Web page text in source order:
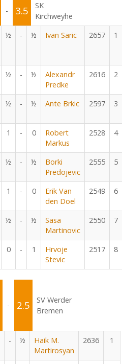
- 3.5
SK
Kirchweyhe
½ - ½ Ivan Saric 2657 1
½ - ½
Alexandr
Predke
2616 2
½ - ½ Ante Brkic 2597 3
1 - 0
Robert
Markus
2528 4
½ - ½
Borki
Predojevic
2555 5
1 - 0
Erik Van
den Doel
2549 6
½ - ½
Sasa
Martinovic
2550 7
0 - 1
Hrvoje
Stevic
2517 8
- 2.5
SV Werder
Bremen
- ½
Haik M.
Martirosyan
2636 1